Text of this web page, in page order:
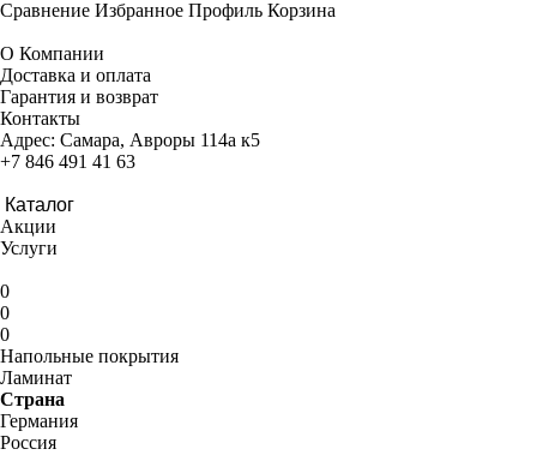
Сравнение Избранное Профиль Корзина
О Компании
Доставка и оплата
Гарантия и возврат
Контакты
Адрес: Самара, Авроры 114а к5
+7 846 491 41 63
Каталог
Акции
Услуги
0
0
0
Напольные покрытия
Ламинат
Страна
Германия
Россия